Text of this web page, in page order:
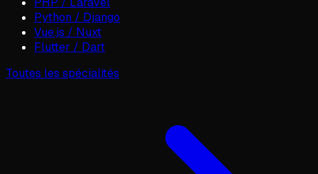
Python / Django
Vue.js / Nuxt
Flutter / Dart
Toutes les spécialités